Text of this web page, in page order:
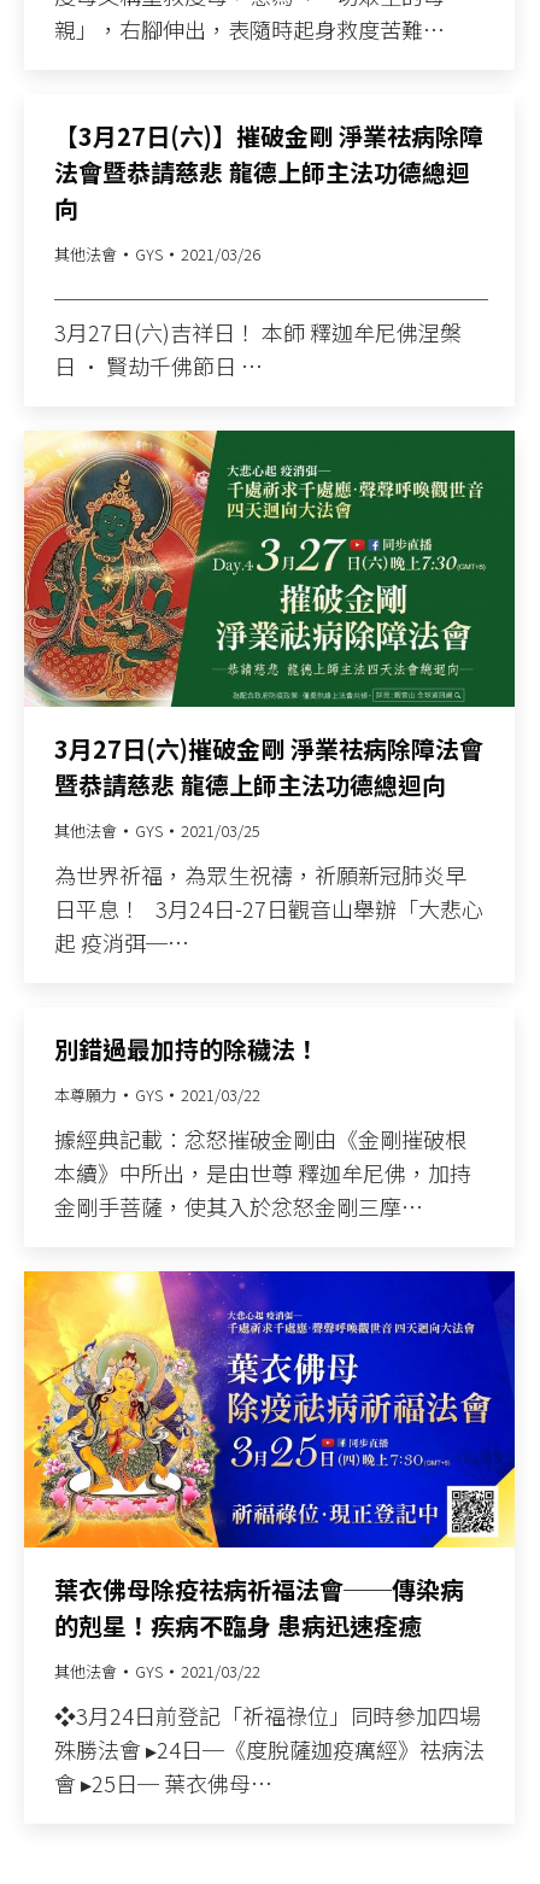
親」，右腳伸出，表隨時起身救度苦難…
【3月27日(六)】摧破金剛 淨業祛病除障
法會暨恭請慈悲 龍德上師主法功德總迴
向
其他法會 GYS 2021/03/26
────────────────────
3月27日(六)吉祥日！ 本師 釋迦牟尼佛涅槃
日 • 賢劫千佛節日 …
3月27日(六)摧破金剛 淨業祛病除障法會
暨恭請慈悲 龍德上師主法功德總迴向
其他法會 GYS 2021/03/25
為世界祈福，為眾生祝禱，祈願新冠肺炎早
日平息！ 3月24日-27日觀音山舉辦「大悲心
起 疫消弭─…
別錯過最加持的除穢法！
本尊願力 GYS 2021/03/22
據經典記載：忿怒摧破金剛由《金剛摧破根
本續》中所出，是由世尊 釋迦牟尼佛，加持
金剛手菩薩，使其入於忿怒金剛三摩…
葉衣佛母除疫祛病祈福法會──傳染病
的剋星！疾病不臨身 患病迅速痊癒
其他法會 GYS 2021/03/22
❖3月24日前登記「祈福祿位」同時參加四場
殊勝法會 ▸24日─《度脫薩迦疫癘經》祛病法
會 ▸25日─ 葉衣佛母…